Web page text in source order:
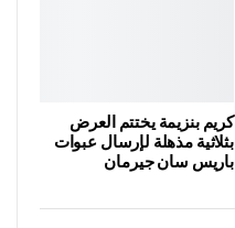
كريم بنزيمة يختتم العرض
بثلاثية مذهلة لإرسال عبوات
باريس سان جيرمان